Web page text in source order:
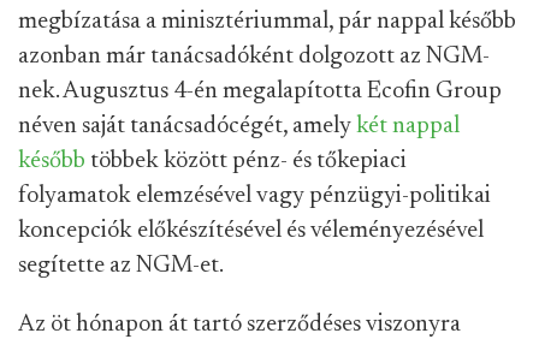
megbízatása a minisztériummal, pár nappal később
azonban már tanácsadóként dolgozott az NGM-
nek. Augusztus 4-én megalapította Ecofin Group
néven saját tanácsadócégét, amely két nappal
később többek között pénz- és tőkepiaci
folyamatok elemzésével vagy pénzügyi-politikai
koncepciók előkészítésével és véleményezésével
segítette az NGM-et.
Az öt hónapon át tartó szerződéses viszonyra